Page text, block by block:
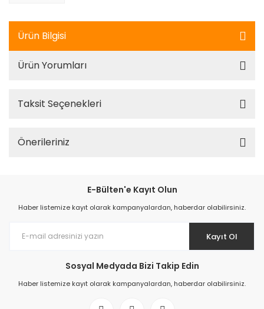
Ürün Bilgisi
Ürün Yorumları
Taksit Seçenekleri
Önerileriniz
E-Bülten'e Kayıt Olun
Haber listemize kayıt olarak kampanyalardan, haberdar olabilirsiniz.
Kayıt Ol
Sosyal Medyada Bizi Takip Edin
Haber listemize kayıt olarak kampanyalardan, haberdar olabilirsiniz.